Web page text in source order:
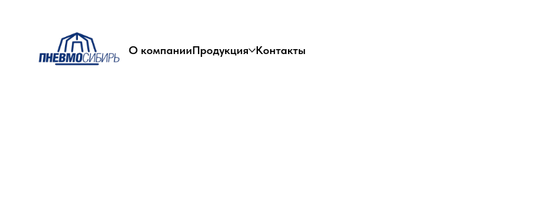
О компанииПродукция Контакты